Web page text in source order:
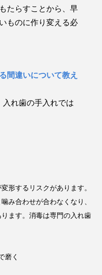
たらすことから、早
ものに作り変える必
間違いについて教え
入れ歯の手入れでは
形するリスクがあります。
み合わせが合わなくなり、
ます。消毒は専門の入れ歯
磨く